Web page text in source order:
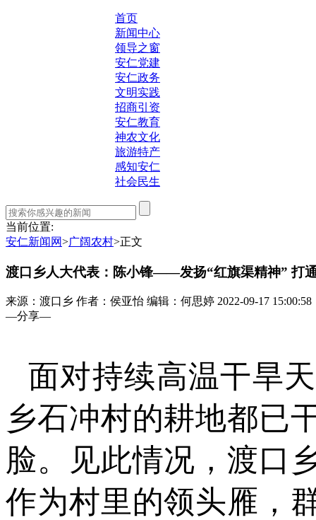
首页
新闻中心
领导之窗
安仁党建
安仁政务
文明实践
招商引资
安仁教育
神农文化
旅游特产
感知安仁
社会民生
当前位置:
安仁新闻网>广阔农村>正文
渡口乡人大代表：陈小锋——发扬“红旗渠精神” 打
来源：渡口乡 作者：侯亚怡 编辑：何思婷 2022-09-17 15:00:58
—分享—
面对持续高温干旱
乡石冲村的耕地都已
脸。见此情况，渡口
作为村里的领头雁，